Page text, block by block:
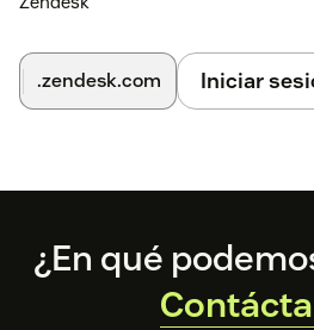
.zendesk.com Iniciar
Footer
¿En qué